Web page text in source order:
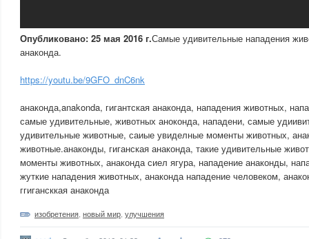
Опубликовано: 25 мая 2016 г.Самые удивительные нападения
анаконда.
https://youtu.be/9GFO_dnC6nk
анаконда,anakonda, гигантская анаконда, нападения животных,
самые удивительные, животных аноконда, нападени, самые
удивительные животные, саиые увиделные моменты животных,
животные.анаконды, гиганская анаконда, такие удивительные
моменты животных, анаконда сиел ягура, нападение анаконды,
жуткие нападения животных, анаконда нападение человеком,
ггигансккая анаконда
изобретения новый мир улучшения